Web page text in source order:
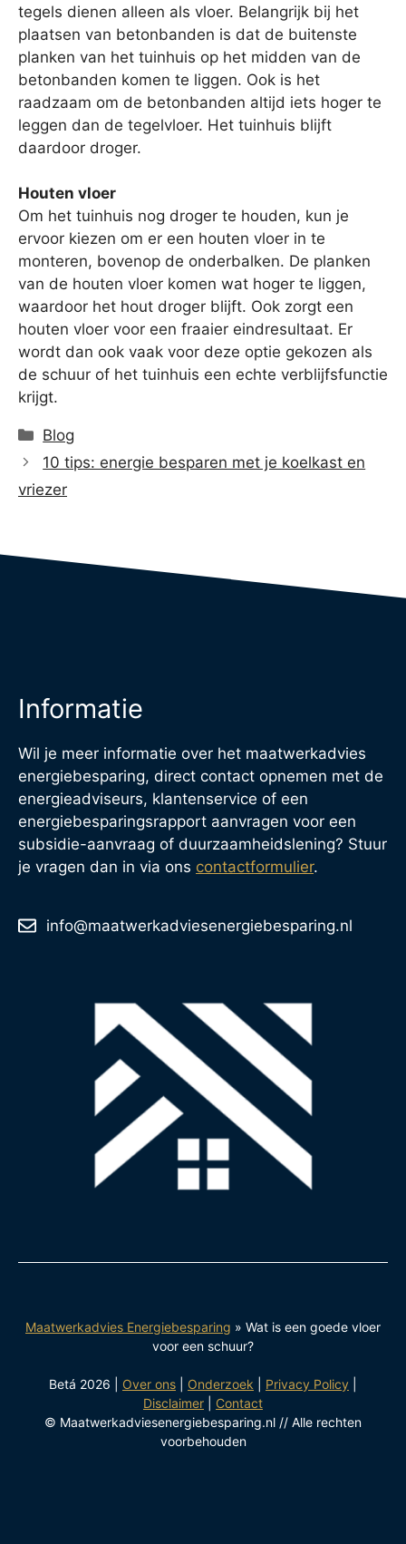
tegels dienen alleen als vloer. Belangrijk bij het
plaatsen van betonbanden is dat de buitenste
planken van het tuinhuis op het midden van de
betonbanden komen te liggen. Ook is het
raadzaam om de betonbanden altijd iets hoger te
leggen dan de tegelvloer. Het tuinhuis blijft
daardoor droger.
Houten vloer
Om het tuinhuis nog droger te houden, kun je
ervoor kiezen om er een houten vloer in te
monteren, bovenop de onderbalken. De planken
van de houten vloer komen wat hoger te liggen,
waardoor het hout droger blijft. Ook zorgt een
houten vloer voor een fraaier eindresultaat. Er
wordt dan ook vaak voor deze optie gekozen als
de schuur of het tuinhuis een echte verblijfsfunctie
krijgt.
Categorieën
Blog
10 tips: energie besparen met je koelkast en
vriezer
Informatie
Wil je meer informatie over het maatwerkadvies
energiebesparing, direct contact opnemen met de
energieadviseurs, klantenservice of een
energiebesparingsrapport aanvragen voor een
subsidie-aanvraag of duurzaamheidslening? Stuur
je vragen dan in via ons contactformulier.
info@maatwerkadviesenergiebesparing.nl
Maatwerkadvies Energiebesparing » Wat is een goede vloer
voor een schuur?
Betá 2026 | Over ons Onderzoek Privacy Policy
Disclaimer
Contact
© Maatwerkadviesenergiebesparing.nl // Alle rechten
voorbehouden